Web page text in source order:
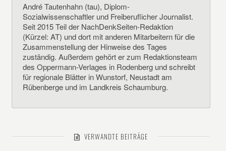
André Tautenhahn (tau), Diplom-
Sozialwissenschaftler und Freiberuflicher Journalist.
Seit 2015 Teil der NachDenkSeiten-Redaktion
(Kürzel: AT) und dort mit anderen Mitarbeitern für die
Zusammenstellung der Hinweise des Tages
zuständig. Außerdem gehört er zum Redaktionsteam
des Oppermann-Verlages in Rodenberg und schreibt
für regionale Blätter in Wunstorf, Neustadt am
Rübenberge und im Landkreis Schaumburg.
VERWANDTE BEITRÄGE